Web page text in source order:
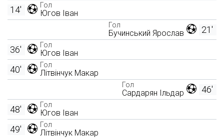
Гол
Югов Іван
14'
21'
Гол
Бучинський Ярослав
Гол
Югов Іван
36'
Гол
Літвінчук Макар
40'
46'
Гол
Сардарян Ільдар
Гол
Югов Іван
48'
Гол
Літвінчук Макар
49'